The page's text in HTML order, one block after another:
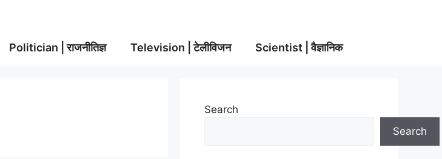
Politician | राजनीतिज्ञ Television | टेलीविजन Scientist | वैज्ञानिक
Search
Search